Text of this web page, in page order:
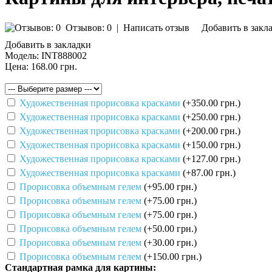
Отзывов: 0 | Написать отзыв
Добавить в
Добавить в закладки
Модель: INT888002
Цена: 168.00 грн.
Художественная прорисовка красками (+350.00 грн.)
Художественная прорисовка красками (+250.00 грн.)
Художественная прорисовка красками (+200.00 грн.)
Художественная прорисовка красками (+150.00 грн.)
Художественная прорисовка красками (+127.00 грн.)
Художественная прорисовка красками (+87.00 грн.)
Прорисовка объемным гелем (+95.00 грн.)
Прорисовка объемным гелем (+75.00 грн.)
Прорисовка объемным гелем (+75.00 грн.)
Прорисовка объемным гелем (+50.00 грн.)
Прорисовка объемным гелем (+30.00 грн.)
Прорисовка объемным гелем (+150.00 грн.)
Стандартная рамка для картины: